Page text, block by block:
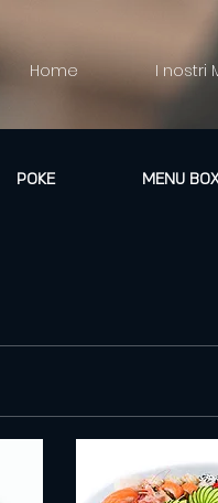
Home I nostri
POKE MENU BOX